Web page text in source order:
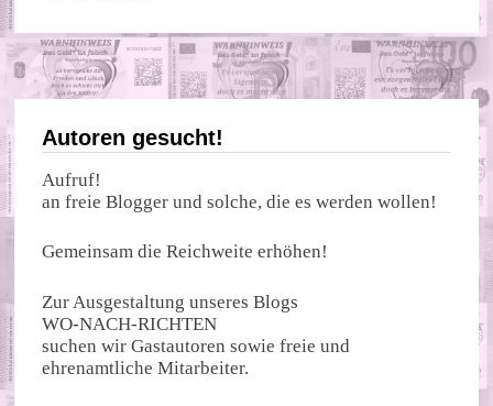
Autoren gesucht!
Aufruf!
an freie Blogger und solche, die es werden wollen!
Gemeinsam die Reichweite erhöhen!
Zur Ausgestaltung unseres Blogs
WO-NACH-RICHTEN
suchen wir Gastautoren sowie freie und
ehrenamtliche Mitarbeiter.